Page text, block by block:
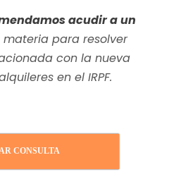
acudir a un
para resolver
con la nueva
en el IRPF.
CONSULTA